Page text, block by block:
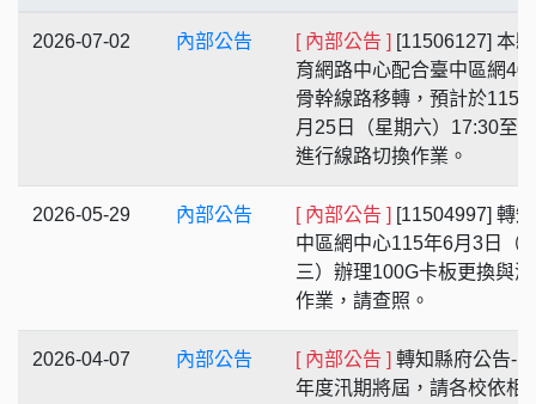
2026-07-02 內部公告 [ 內部公告 ] [11506127] 本
育網路中心配合臺中區網
骨幹線路移轉，預計於115
月25日（星期六）17:30至
進行線路切換作業。
2026-05-29 內部公告 [ 內部公告 ] [11504997] 轉
中區網中心115年6月3日（
三）辦理100G卡板更換與
作業，請查照。
2026-04-07 內部公告 [ 內部公告 ] 轉知縣府公告-
年度汛期將屆，請各校依相